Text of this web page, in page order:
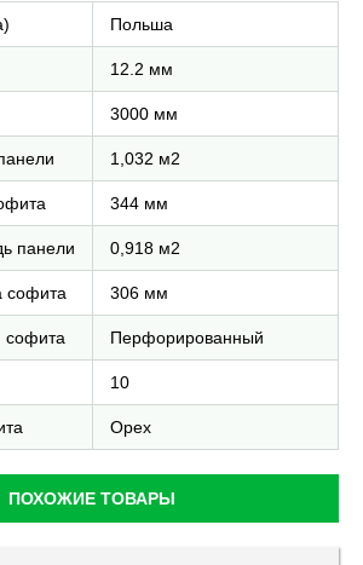
Польша
12.2 мм
3000 мм
1,032 м2
344 мм
панели 0,918 м2
софита 306 мм
софита Перфорированный
10
Орех
ПОХОЖИЕ ТОВАРЫ